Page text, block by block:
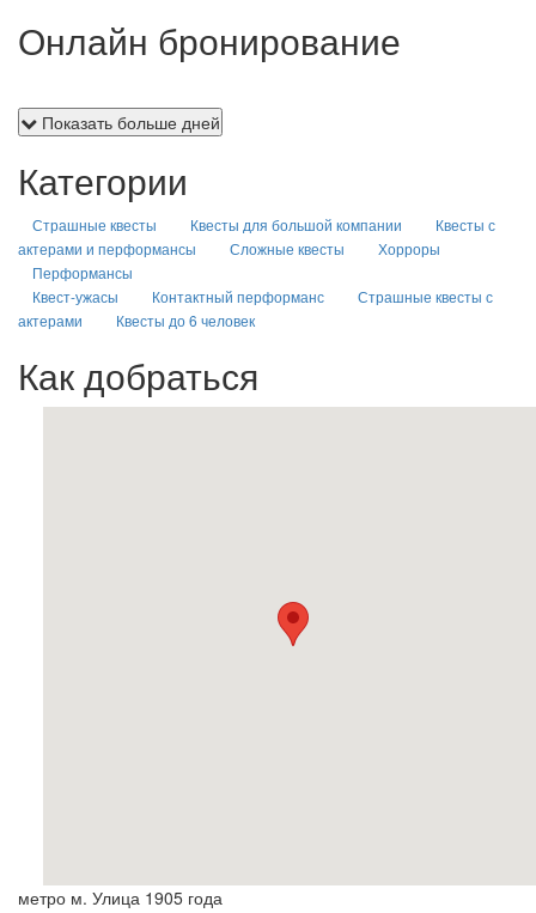
Онлайн бронирование
Показать больше дней
Категории
Страшные квесты Квесты для большой компании
Квесты с
актерами и перформансы
Сложные квесты
Хорроры
Перформансы
Квест-ужасы
Контактный перформанс
Страшные квесты с
актерами
Квесты до 6 человек
Как добраться
метро м. Улица 1905 года